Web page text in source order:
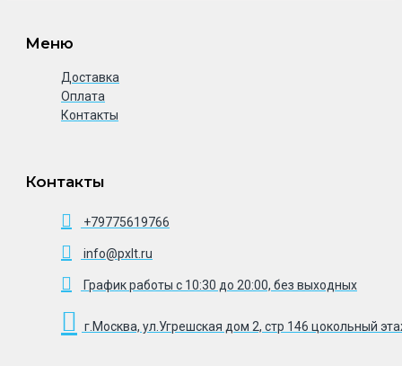
Меню
Доставка
Оплата
Контакты
Контакты
+79775619766
info@pxlt.ru
График работы с 10:30 до 20:00, без выходных
г.Москва, ул.Угрешская дом 2, стр 146 цокольный